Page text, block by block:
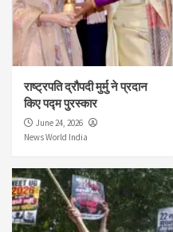
राष्ट्रपति द्रौपदी मुर्मु ने प्रदान
किए पद्म पुरस्कार
June 24, 2026
News World India